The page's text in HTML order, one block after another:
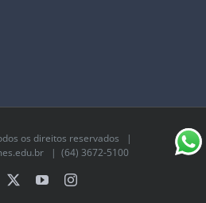
os direitos reservados |
| (64) 3672-5100
YouTubeInstagram